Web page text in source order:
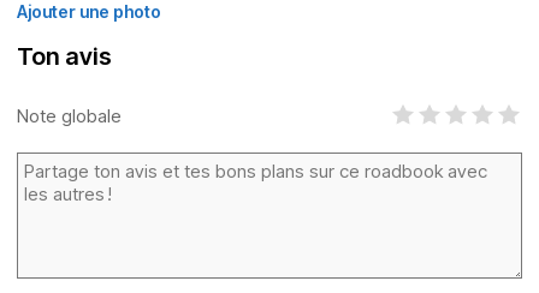
Ajouter une photo
Ton avis
Note globale